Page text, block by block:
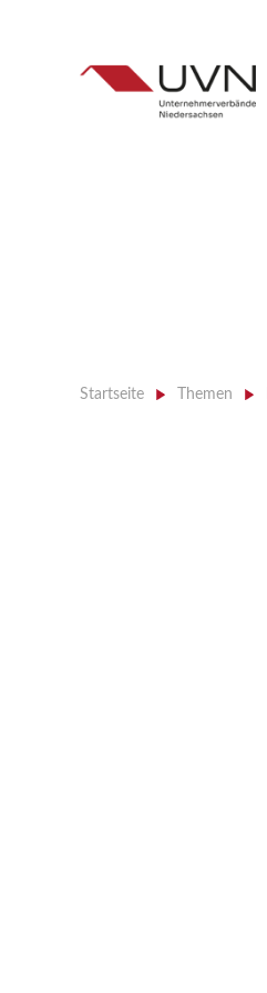
Startseite > Themen >